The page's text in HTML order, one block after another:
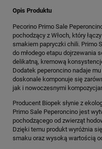
Opis Produktu
Pecorino Primo Sale
pochodzący z Włoch, który
smakiem papryczki chili. Primo
do młodego etapu dojrzewania
delikatną, kremową
Dodatek peperoncino nadaje
doskonale komponuje się
jak i nowoczesnymi
Producent Biopek słynie z
Primo Sale Peperoncino jest
pochodzącego od zwierząt
Dzięki temu produkt wyróżnia
smaku oraz wysoką wartością